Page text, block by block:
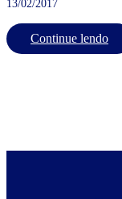
13/02/2017
Continue lendo